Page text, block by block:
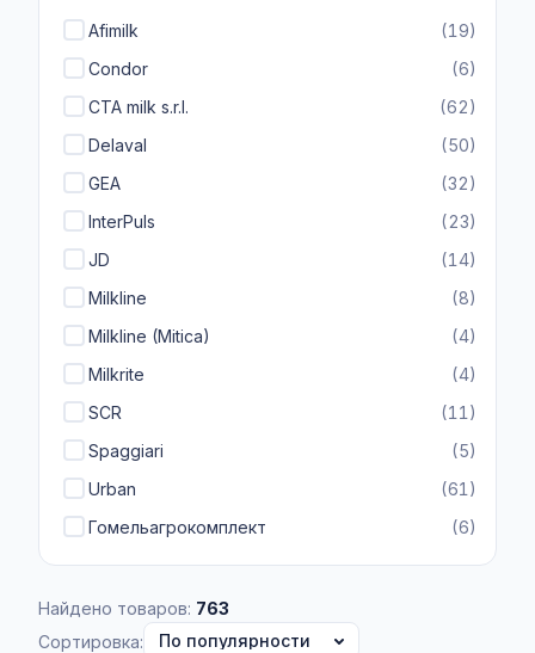
Afimilk
(19)
Condor
(6)
CTA milk s.r.l.
(62)
Delaval
(50)
GEA
(32)
InterPuls
(23)
JD
(14)
Milkline
(8)
Milkline (Mitica)
(4)
Milkrite
(4)
SCR
(11)
Spaggiari
(5)
Urban
(61)
Гомельагрокомплект
(6)
Найдено товаров: 763
Сортировка: